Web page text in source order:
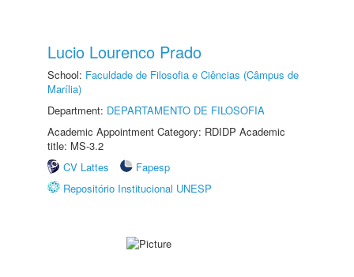
Lucio Lourenco Prado
School: Faculdade de Filosofia e Ciências (Câmpus de
Marília)
Department: DEPARTAMENTO DE FILOSOFIA
Academic Appointment Category: RDIDP Academic
title: MS-3.2
CV Lattes
Fapesp
Repositório Institucional UNESP